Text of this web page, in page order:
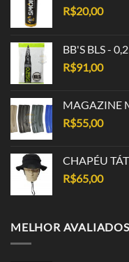
R$20,00
BB'S BLS -
R$91,00
MAGAZINE
R$55,00
CHAPÉU
R$65,00
MELHOR AVALIADOS